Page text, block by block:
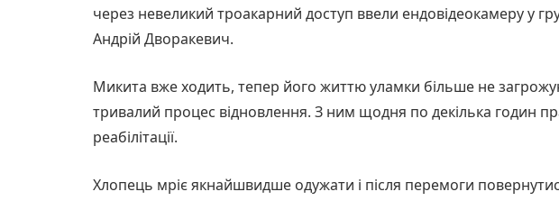
через невеликий троакарний доступ ввели ендовідеокамеру у
Андрій Дворакевич.
Микита вже ходить, тепер його життю уламки більше не
тривалий процес відновлення. З ним щодня по декілька годин
реабілітації.
Хлопець мріє якнайшвидше одужати і після перемоги